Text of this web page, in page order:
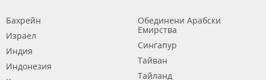
Бахрейн
Израел
Индия
Индонезия
Обединени Арабски
Емирства
Сингапур
Тайван
Тайланд